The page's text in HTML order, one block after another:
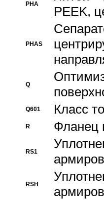
PHA
PEEK,
PHAS
Q
Q601 Класс
R Фланец
RS1
RSH